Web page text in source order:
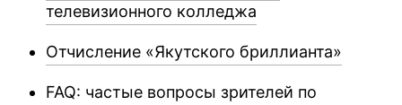
телевизионного колледжа
Отчисление «Якутского бриллианта»
FAQ: частые вопросы зрителей по